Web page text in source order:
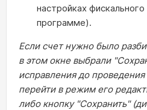
настройках
программе).
Если счет нужно было
в этом окне выбрали
исправления до
перейти в режим его
либо кнопку "Сохранить"